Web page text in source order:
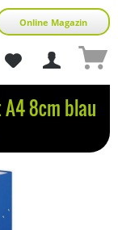
Online Magazin
8cm blau